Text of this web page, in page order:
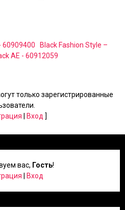
60909400
Black Fashion Style –
AE - 60912059
только зарегистрированные
Вход ]
вас, Гость!
Вход